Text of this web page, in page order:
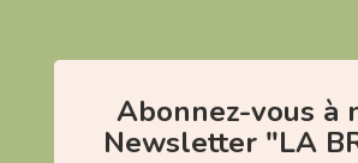
Abonnez-vous à
Newsletter "LA